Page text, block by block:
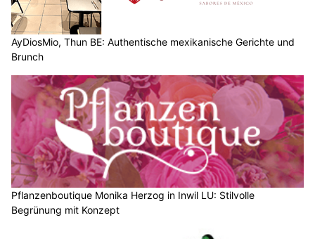
AyDiosMio, Thun BE: Authentische mexikanische Gerichte und
Brunch
Pflanzenboutique Monika Herzog in Inwil LU: Stilvolle
Begrünung mit Konzept